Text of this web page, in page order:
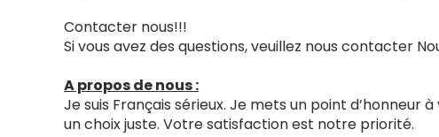
Contacter nous!!!
Si vous avez des questions, veuillez nous contacter
A propos de nous :
Je suis Français sérieux. Je mets un point
un choix juste. Votre satisfaction est notre priorité.